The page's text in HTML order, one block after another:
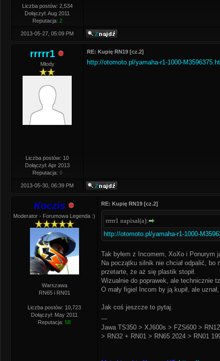
Liczba postów: 2,534
Dołączył: Aug 2011
Reputacja: 2
2013-05-27, 05:09 PM
rrrrr1
Młody
Liczba postów: 10
Dołączył: Apr 2013
Reputacja: 0
RE: Kupię RN19 [cz.2]
http://otomoto.pl/yamaha-r1-1000-
2013-05-30, 06:39 PM
Koczis
Moderator - Forumowa Legenda :)
Warszawa
RN65 i RN01
Liczba postów: 10,723
Dołączył: May 2011
Reputacja: 58
RE: Kupię RN19 [cz.2]
rrrrr1 napisał(a):
http://otomoto.pl/yamaha-r1-1000-
Tak byłem z Incomem, XoXo i Ponurym
Na początku silnik nie chciał odpalić,
przetarte, że aż się plastik stopił.
Wizualnie do poprawek, ale technicznie
O mały figiel Incom by ją kupił, ale
Jak coś jeszcze to pytaj.
---
Jawa TS350 > XJ600s > FZS600 >
> RN32 + RN01 > RN65 2024 > RN01